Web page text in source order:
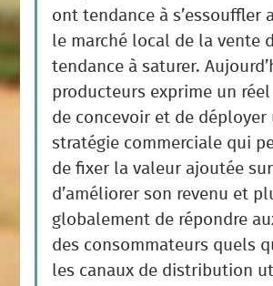
ont tendance à s’essouffler
le marché local de la vente
tendance à saturer.
producteurs exprime un
de concevoir et de déployer
stratégie commerciale qui
de fixer la valeur ajoutée
d’améliorer son revenu et
globalement de répondre
des consommateurs quels
les canaux de distribution